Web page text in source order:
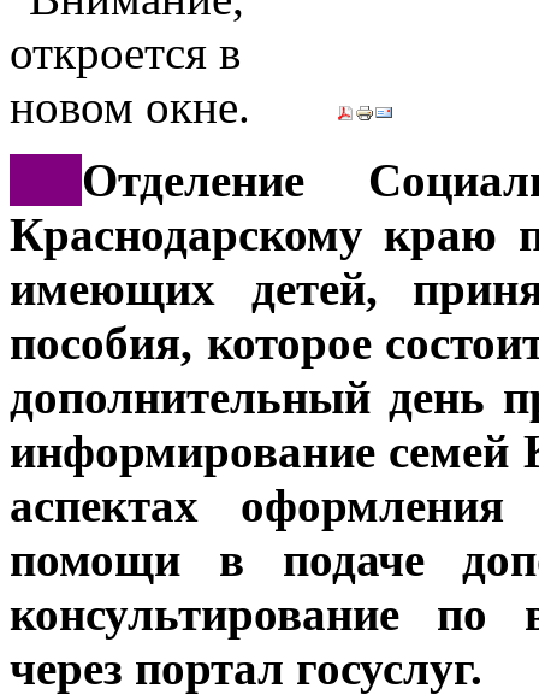
Отделение
Краснодарскому краю
имеющих детей,
пособия, которое
дополнительный день
информирование семей
аспектах оформления
помощи в подаче
консультирование по
через портал госуслуг.